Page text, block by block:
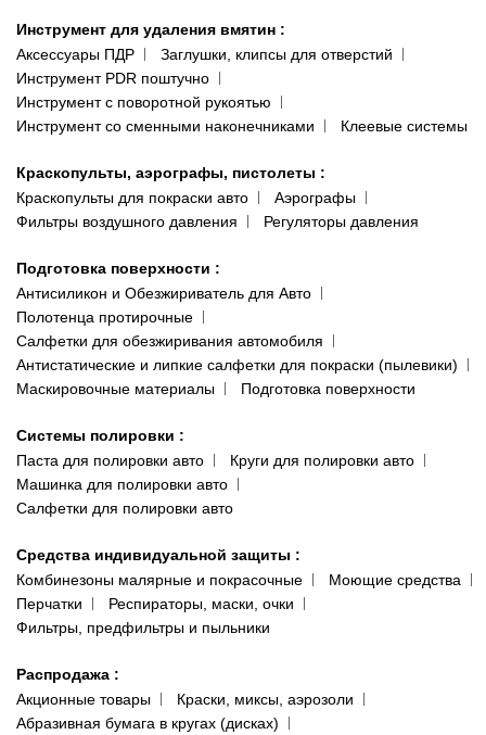
Инструмент для удаления вмятин :
Аксессуары ПДР
Заглушки, клипсы для отверстий
Инструмент PDR поштучно
Инструмент с поворотной рукоятью
Инструмент со сменными наконечниками
Клеевые системы
Краскопульты, аэрографы, пистолеты :
Краскопульты для покраски авто
Аэрографы
Фильтры воздушного давления
Регуляторы давления
Подготовка поверхности :
Антисиликон и Обезжириватель для Авто
Полотенца протирочные
Салфетки для обезжиривания автомобиля
Антистатические и липкие салфетки для покраски (пылевики)
Маскировочные материалы
Подготовка поверхности
Системы полировки :
Паста для полировки авто
Круги для полировки авто
Машинка для полировки авто
Салфетки для полировки авто
Средства индивидуальной защиты :
Комбинезоны малярные и покрасочные
Моющие средства
Перчатки
Респираторы, маски, очки
Фильтры, предфильтры и пыльники
Распродажа :
Акционные товары
Краски, миксы, аэрозоли
Абразивная бумага в кругах (дисках)